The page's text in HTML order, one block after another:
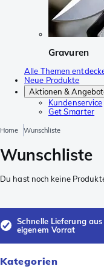
Gravuren
Alle Themen
Neue Produkte
Aktionen &
Kundenservice
Get Smarter
Home Wunschliste
Wunschliste
Du hast noch keine
Schnelle Lieferung aus
eigenem Vorrat
Kategorien